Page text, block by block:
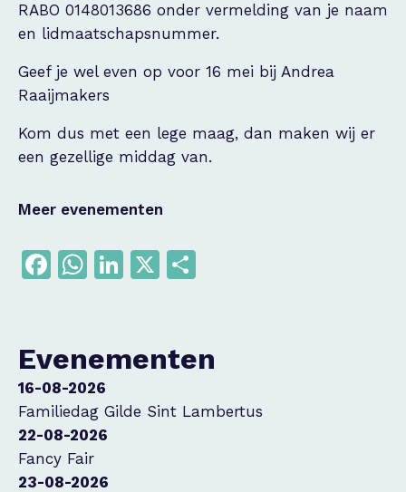
RABO 0148013686 onder vermelding van je naam
en lidmaatschapsnummer.
Geef je wel even op voor 16 mei bij Andrea
Raaijmakers
Kom dus met een lege maag, dan maken wij er
een gezellige middag van.
Meer evenementen
Facebook
WhatsApp
LinkedIn
X
Evenementen
16-08-2026
Familiedag Gilde Sint Lambertus
22-08-2026
Fancy Fair
23-08-2026